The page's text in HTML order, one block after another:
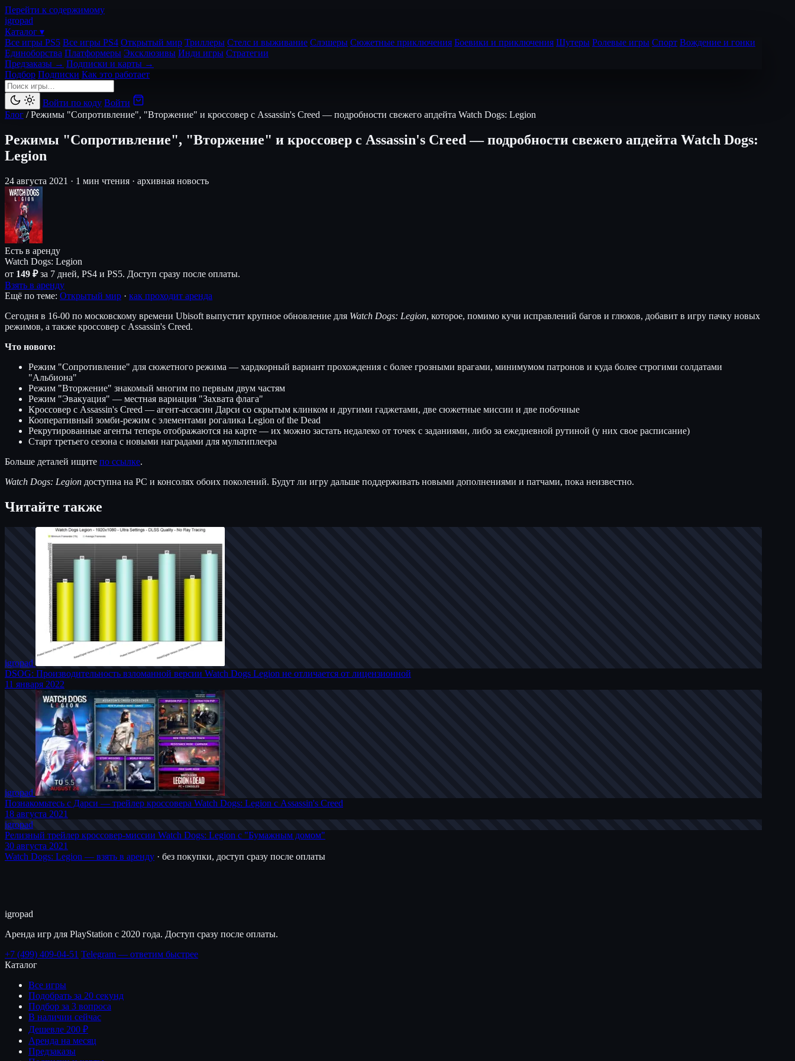
Перейти к содержимому
igropad
Каталог ▾
Все игры PS5 Все игры PS4 Открытый мир Триллеры Стелс и выживание Слэшеры Сюжетные приключения Боевики и приключения Шутеры Ролевые игры Спорт Вождение и гонки
Единоборства Платформеры Эксклюзивы Инди игры Стратегии
Предзаказы → Подписки и карты →
Подбор Подписки Как это работает
Войти по коду Войти
Блог / Режимы "Сопротивление", "Вторжение" и кроссовер с Assassin's Creed — подробности свежего апдейта Watch Dogs: Legion
Режимы "Сопротивление", "Вторжение" и кроссовер с Assassin's Creed — подробности свежего апдейта Watch Dogs:
Legion
24 августа 2021 · 1 мин чтения · архивная новость
Есть в аренду
Watch Dogs: Legion
от 149 ₽за 7 дней, PS4 и PS5. Доступ сразу после оплаты.
Взять в аренду
Ещё по теме: Открытый мир · как проходит аренда
Сегодня в 16-00 по московскому времени Ubisoft выпустит крупное обновление для Watch Dogs: Legion, которое, помимо кучи исправлений багов и глюков, добавит в игру пачку новых
режимов, а также кроссовер с Assassin's Creed.
Что нового:
Режим "Сопротивление" для сюжетного режима — хардкорный вариант прохождения с более грозными врагами, минимумом патронов и куда более строгими солдатами
"Альбиона"
Режим "Вторжение" знакомый многим по первым двум частям
Режим "Эвакуация" — местная вариация "Захвата флага"
Кроссовер с Assassin's Creed — агент-ассасин Дарси со скрытым клинком и другими гаджетами, две сюжетные миссии и две побочные
Кооперативный зомби-режим с элементами рогалика Legion of the Dead
Рекрутированные агенты теперь отображаются на карте — их можно застать недалеко от точек с заданиями, либо за ежедневной рутиной (у них свое расписание)
Старт третьего сезона с новыми наградами для мультиплеера
Больше деталей ищите по ссылке.
Watch Dogs: Legion доступна на PC и консолях обоих поколений. Будут ли игру дальше поддерживать новыми дополнениями и патчами, пока неизвестно.
Читайте также
igropad
DSOG: Производительность взломанной версии Watch Dogs Legion не отличается от лицензионной
11 января 2022
igropad
Познакомьтесь с Дарси — трейлер кроссовера Watch Dogs: Legion с Assassin's Creed
18 августа 2021
igropad
Релизный трейлер кроссовер-миссии Watch Dogs: Legion с "Бумажным домом"
30 августа 2021
Watch Dogs: Legion — взять в аренду · без покупки, доступ сразу после оплаты
igropad
Аренда игр для PlayStation с 2020 года. Доступ сразу после оплаты.
+7 (499) 409-04-51 Telegram — ответим быстрее
Каталог
Все игры
Подобрать за 20 секунд
Подбор за 3 вопроса
В наличии сейчас
Дешевле 200 ₽
Аренда на месяц
Предзаказы